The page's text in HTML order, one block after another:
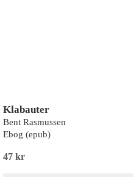
Klabauter
Bent Rasmussen
Ebog (epub)
47 kr